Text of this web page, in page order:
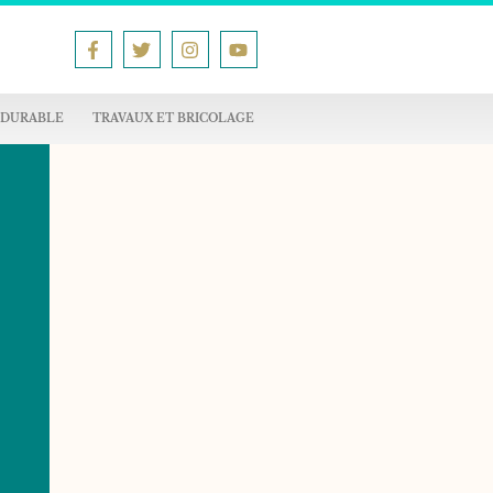
TRAVAUX ET BRICOLAGE